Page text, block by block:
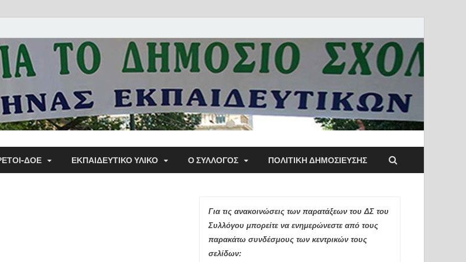
Α΄ Σύλλογος Αθηνών
Εκπαιδευτικών Π.Ε.
ΔΟΕ ΕΚΠΑΙΔΕΥΤΙΚΌ ΥΛΙΚΌ Ο ΣΥΛΛΟΓΟΣ ΠΟΛΙΤΙΚΉ ΔΗΜΟΣΊΕΥΣΗΣ
Για τις ανακοινώσεις των παρατάξεων του ΔΣ του
Συλλόγου μπορείτε να ενημερώνεστε από τους
παρακάτω συνδέσμους των κεντρικών τους
σελίδων: